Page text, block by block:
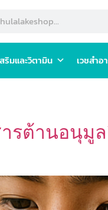
ริมและวิตามิน เวชสำอ
ต้านอนุมูล